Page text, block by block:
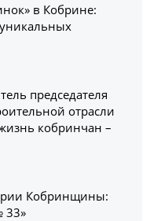
в Кобрине:
председателя
отрасли
кобринчан –
Кобринщины:
33»